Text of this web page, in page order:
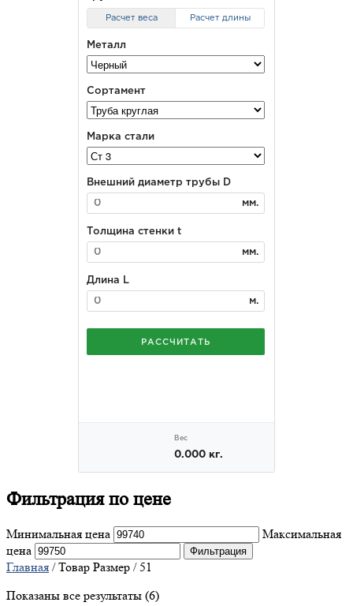
Фильтрацияпо цене
Минимальная цена
Максимальная
цена
Фильтрация
Главная / Товар Размер / 51
Показаны все результаты (6)